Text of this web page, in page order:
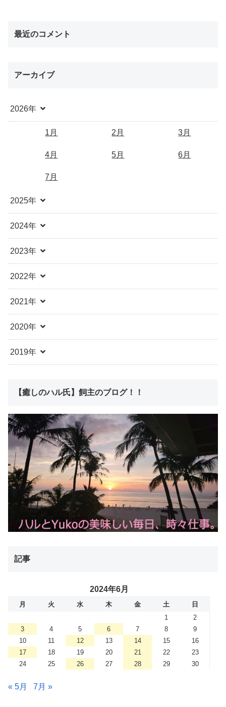
最近のコメント
アーカイブ
2026年
1月 2月 3月
4月 5月 6月
7月
2025年
2024年
2023年
2022年
2021年
2020年
2019年
【癒しのハル氏】飼主のブログ！！
記事
2024年6月
月 火 水 木 金 土
日
1
2
3
4 5 6 7 8
9
10
11 12 13 14 15
16
17
18 19 20 21 22
23
24
25 26 27 28 29 30
« 5月 7月 »